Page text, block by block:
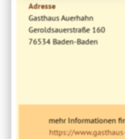
Adresse
Gasthaus Auerhahn
Geroldsauerstraße 160
76534 Baden-Baden
mehr Informationen
https://